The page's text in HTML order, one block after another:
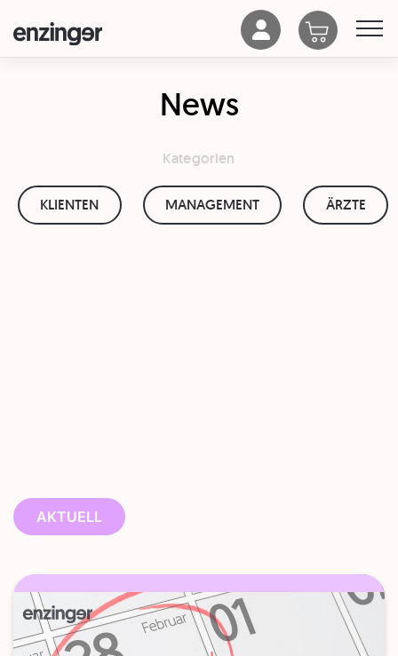
News
Kategorien
KLIENTEN MANAGEMENT ÄRZTE
AKTUELL